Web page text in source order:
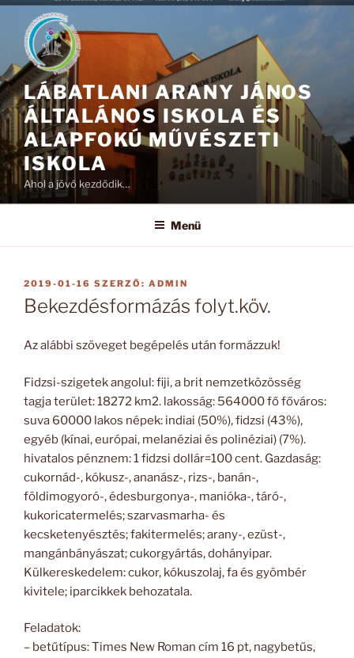
Tartalomhoz
LÁBATLANI ARANY JÁNOS
ÁLTALÁNOS ISKOLA ÉS
ALAPFOKÚ MŰVÉSZETI
ISKOLA
Ahol a jövő kezdődik…
Menü
BEKÜLDVE:
2019-01-16 SZERZŐ: ADMIN
Bekezdésformázás folyt.köv.
Az alábbi szöveget begépelés után formázzuk!
Fidzsi-szigetek angolul: fiji, a brit nemzetközösség
tagja terület: 18272 km2. lakosság: 564000 fő főváros:
suva 60000 lakos népek: indiai (50%), fidzsi (43%),
egyéb (kínai, európai, melanéziai és polinéziai) (7%).
hivatalos pénznem: 1 fidzsi dollár=100 cent. Gazdaság:
cukornád-, kókusz-, ananász-, rizs-, banán-,
földimogyoró-, édesburgonya-, manióka-, táró-,
kukoricatermelés; szarvasmarha- és
kecsketenyésztés; fakitermelés; arany-, ezüst-,
mangánbányászat; cukorgyártás, dohányipar.
Külkereskedelem: cukor, kókuszolaj, fa és gyömbér
kivitele; iparcikkek behozatala.
Feladatok:
– betűtípus: Times New Roman cím 16 pt, nagybetűs,